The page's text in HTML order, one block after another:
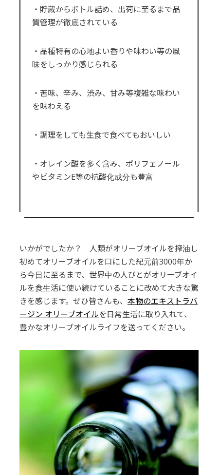
・貯蔵からボトル詰め、出荷に至るまで品
質管理が徹底されている
・品種特有の心地よい香りや味わい等の風
味をしっかり感じられる
・苦味、辛み、渋み、甘み等複雑な味わい
を味わえる
・調理をしても生食で食べてもおいしい
・オレイン酸を多く含み、ポリフェノール
やビタミンE等の抗酸化成分も豊富
いかがでしたか？ 人類がオリーブオイルを搾油し
初めてオリーブオイルを口にした紀元前3000年か
ら今日に至るまで、世界中の人びとがオリーブオイ
ルを食生活に使い続けていることに改めて大きな驚
きを感じます。ぜひ皆さんも、 本物のエキストラバ
ージン オリーブオイルを日常生活に取り入れて、
豊かなオリーブオイルライフを送ってください。